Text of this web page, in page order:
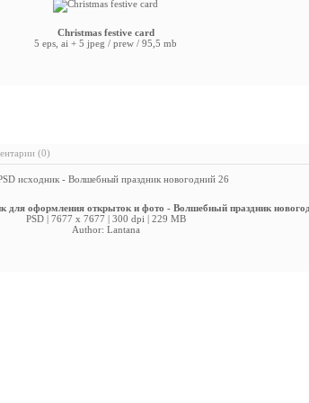
Christmas festive card
5 eps, ai + 5 jpeg / prew / 95,5 mb
(0)
для оформления открыток и фото - Волшебный праздник
PSD | 7677 x 7677 | 300 dpi | 229 MB
Author: Lantana